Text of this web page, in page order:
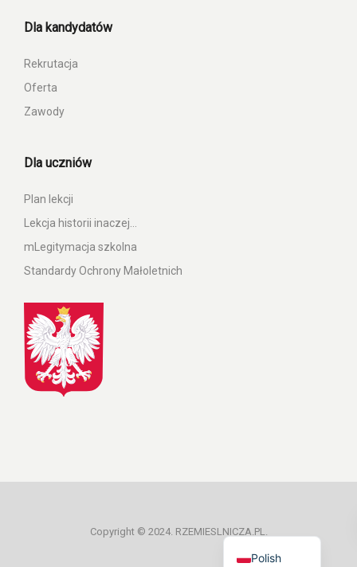
Dla kandydatów
Rekrutacja
Oferta
Zawody
Dla uczniów
Plan lekcji
Lekcja historii inaczej…
mLegitymacja szkolna
Standardy Ochrony Małoletnich
Copyright © 2024. RZEMIESLNICZA.PL.
Polish
Ukrainian